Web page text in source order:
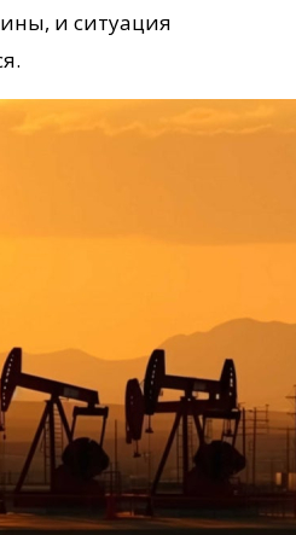
и ситуация